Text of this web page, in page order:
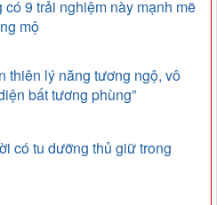
9 trải nghiệm này mạnh mẽ
mộ
thiên lý năng tương ngộ, vô
bất tương phùng”
có tu dưỡng thủ giữ trong